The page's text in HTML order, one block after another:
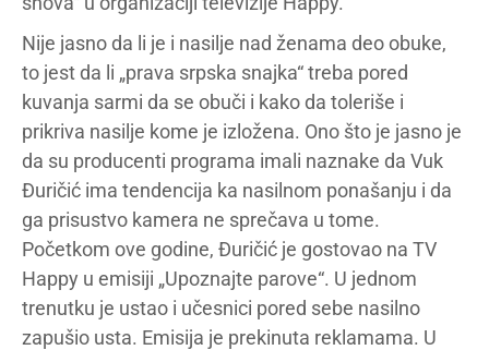
Nije jasno da li je i nasilje nad ženama deo obuke,
to jest da li „prava srpska snajka“ treba pored
kuvanja sarmi da se obuči i kako da toleriše i
prikriva nasilje kome je izložena. Ono što je jasno je
da su producenti programa imali naznake da Vuk
Đuričić ima tendencija ka nasilnom ponašanju i da
ga prisustvo kamera ne sprečava u tome.
Početkom ove godine, Đuričić je gostovao na TV
Happy u emisiji „Upoznajte parove“. U jednom
trenutku je ustao i učesnici pored sebe nasilno
zapušio usta. Emisija je prekinuta reklamama. U